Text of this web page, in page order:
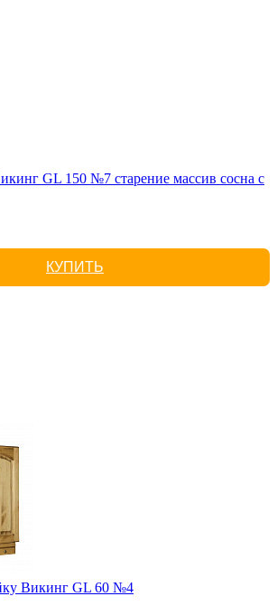
GL 150 №7 старение массив сосна с
КУПИТЬ
Викинг GL 60 №4